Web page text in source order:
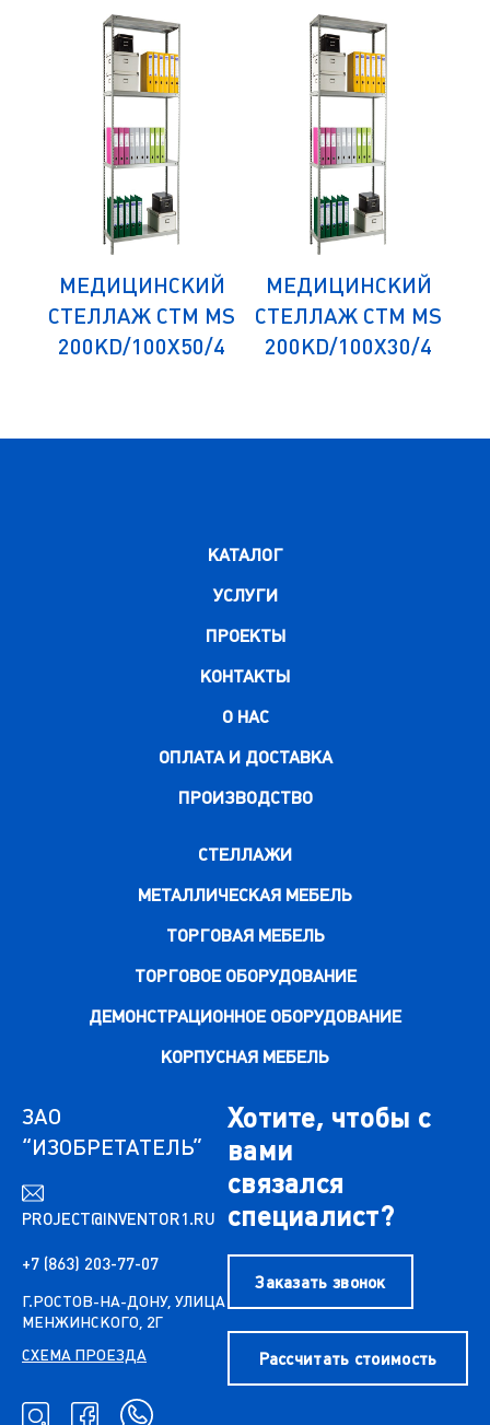
МЕДИЦИНСКИЙ
СТЕЛЛАЖ СТМ MS
200KD/100Х50/4
МЕДИЦИНСКИЙ
СТЕЛЛАЖ СТМ MS
200KD/100Х30/4
КАТАЛОГ
УСЛУГИ
ПРОЕКТЫ
КОНТАКТЫ
О НАС
ОПЛАТА И ДОСТАВКА
ПРОИЗВОДСТВО
СТЕЛЛАЖИ
МЕТАЛЛИЧЕСКАЯ МЕБЕЛЬ
ТОРГОВАЯ МЕБЕЛЬ
ТОРГОВОЕ ОБОРУДОВАНИЕ
ДЕМОНСТРАЦИОННОЕ ОБОРУДОВАНИЕ
КОРПУСНАЯ МЕБЕЛЬ
ЗАО
“ИЗОБРЕТАТЕЛЬ”
PROJECT@INVENTOR1.RU
+7 (863) 203-77-07
Г.РОСТОВ-НА-ДОНУ, УЛИЦА
МЕНЖИНСКОГО, 2Г
СХЕМА ПРОЕЗДА
Хотите, чтобы с
вами
связался
специалист?
Заказать звонок
Рассчитать стоимость